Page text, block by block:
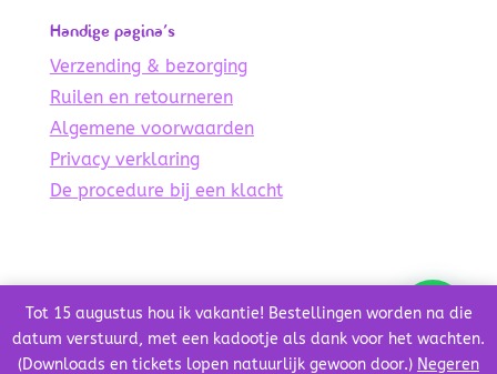
Tot 15 augustus hou ik vakantie! Bestellingen worden na die
datum verstuurd, met een kadootje als dank voor het wachten.
(Downloads en tickets lopen natuurlijk gewoon door.) Negeren
Handige pagina’s
Verzending & bezorging
Ruilen en retourneren
Algemene voorwaarden
Privacy verklaring
De procedure bij een klacht
Credits